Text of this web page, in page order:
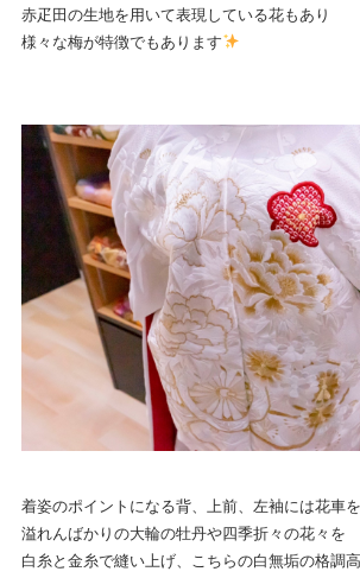
赤疋田の生地を用いて表現している花もあり
様々な梅が特徴でもあります
着姿のポイントになる背、上前、左袖には花車
溢れんばかりの大輪の牡丹や四季折々の花々を
白糸と金糸で縫い上げ、こちらの白無垢の格調